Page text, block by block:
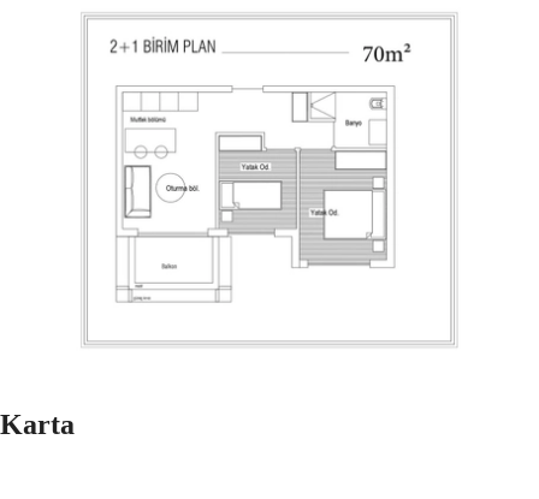
Karta